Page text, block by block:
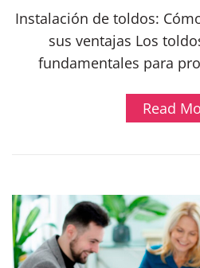
Instalación de toldos:
sus ventajas Los
fundamentales para
Read